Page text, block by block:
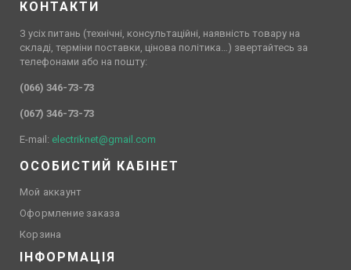
КОНТАКТИ
З усіх питань (технічні, консультаційні, наявність товару на
складі, терміни поставки, цінова політика…) звертайтесь за
телефонами або на пошту:
(066) 346-73-73
(067) 346-73-73
E-mail: electriknet@gmail.com
ОСОБИСТИЙ КАБІНЕТ
Мой аккаунт
Оформление заказа
Корзина
ІНФОРМАЦІЯ